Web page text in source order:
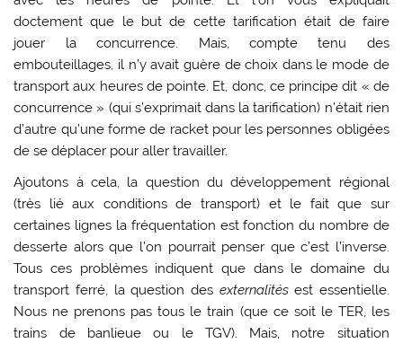
doctement que le but de cette tarification était de faire
jouer la concurrence. Mais, compte tenu des
embouteillages, il n’y avait guère de choix dans le mode de
transport aux heures de pointe. Et, donc, ce principe dit « de
concurrence » (qui s’exprimait dans la tarification) n’était rien
d’autre qu’une forme de racket pour les personnes obligées
de se déplacer pour aller travailler.
Ajoutons à cela, la question du développement régional
(très lié aux conditions de transport) et le fait que sur
certaines lignes la fréquentation est fonction du nombre de
desserte alors que l’on pourrait penser que c’est l’inverse.
Tous ces problèmes indiquent que dans le domaine du
transport ferré, la question des externalitésest essentielle.
Nous ne prenons pas tous le train (que ce soit le TER, les
trains de banlieue ou le TGV). Mais, notre situation